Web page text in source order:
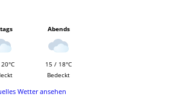
Abends
15 / 18°C
Bedeckt
Wetter ansehen